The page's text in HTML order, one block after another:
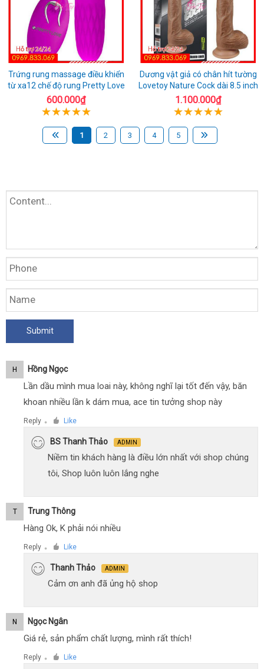
Trứng rung massage điều khiển
từ xa12 chế độ rung Pretty Love
600.000₫
Dương vật giả có chân hít tường
Lovetoy Nature Cock dài 8.5 inch
1.100.000₫
1 2 3 4 5
H Hồng Ngọc
Lần dầu mình mua loai này, không nghĩ lại tốt đến vậy, băn
khoan nhiều lần k dám mua, ace tin tưởng shop này
Reply ● Like
BS Thanh Thảo ADMIN
Niềm tin khách hàng là điều lớn nhất với shop chúng
tôi, Shop luôn luôn lắng nghe
T Trung Thông
Hàng Ok, K phải nói nhiều
Reply ● Like
Thanh Thảo ADMIN
Cảm ơn anh đã ủng hộ shop
N Ngọc Ngân
Giá rẻ, sản phẩm chất lượng, mình rất thích!
Reply ● Like